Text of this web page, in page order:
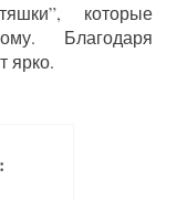
которые
Благодаря
ярко.